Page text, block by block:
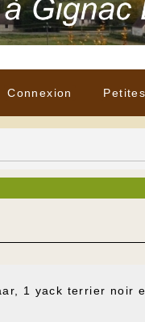
Connexion
1 yack terrier noir